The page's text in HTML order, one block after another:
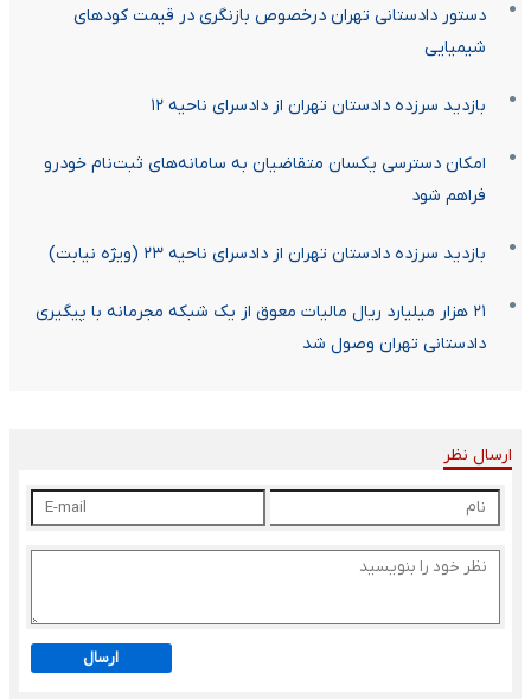
دستور دادستانی تهران درخصوص بازنگری در قیمت کودهای
شیمیایی
بازدید سرزده دادستان تهران از دادسرای ناحیه ۱۲
امکان دسترسی یکسان متقاضیان به سامانه‌های ثبت‌نام خودرو
فراهم شود
بازدید سرزده دادستان تهران از دادسرای ناحیه ۲۳ (ویژه نیابت)
۲۱ هزار میلیارد ریال مالیات معوق از یک شبکه مجرمانه با پیگیری
دادستانی تهران وصول شد
ارسال نظر
ارسال